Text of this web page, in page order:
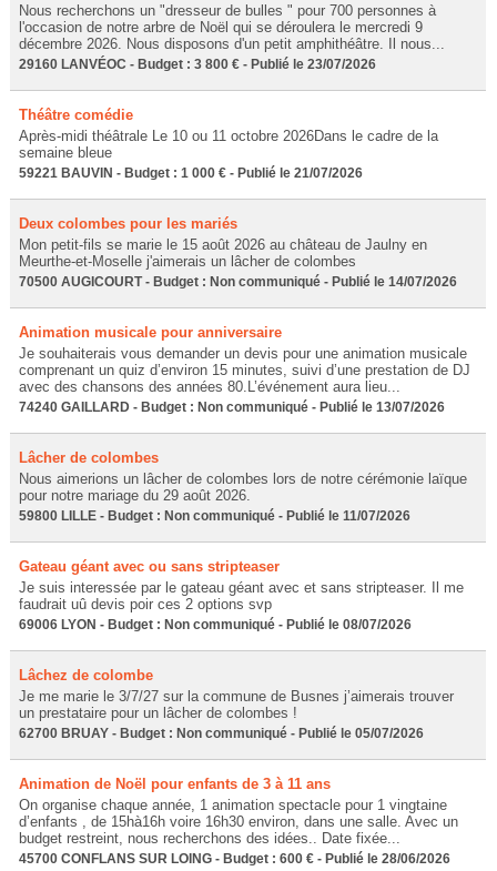
Nous recherchons un "dresseur de bulles " pour 700 personnes à
l'occasion de notre arbre de Noël qui se déroulera le mercredi 9
décembre 2026. Nous disposons d'un petit amphithéâtre. Il nous...
29160 LANVÉOC - Budget : 3 800 € - Publié le 23/07/2026
Théâtre comédie
Après-midi théâtrale Le 10 ou 11 octobre 2026Dans le cadre de la
semaine bleue
59221 BAUVIN - Budget : 1 000 € - Publié le 21/07/2026
Deux colombes pour les mariés
Mon petit-fils se marie le 15 août 2026 au château de Jaulny en
Meurthe-et-Moselle j'aimerais un lâcher de colombes
70500 AUGICOURT - Budget : Non communiqué - Publié le 14/07/2026
Animation musicale pour anniversaire
Je souhaiterais vous demander un devis pour une animation musicale
comprenant un quiz d’environ 15 minutes, suivi d’une prestation de DJ
avec des chansons des années 80.L’événement aura lieu...
74240 GAILLARD - Budget : Non communiqué - Publié le 13/07/2026
Lâcher de colombes
Nous aimerions un lâcher de colombes lors de notre cérémonie laïque
pour notre mariage du 29 août 2026.
59800 LILLE - Budget : Non communiqué - Publié le 11/07/2026
Gateau géant avec ou sans stripteaser
Je suis interessée par le gateau géant avec et sans stripteaser. Il me
faudrait uû devis poir ces 2 options svp
69006 LYON - Budget : Non communiqué - Publié le 08/07/2026
Lâchez de colombe
Je me marie le 3/7/27 sur la commune de Busnes j’aimerais trouver
un prestataire pour un lâcher de colombes !
62700 BRUAY - Budget : Non communiqué - Publié le 05/07/2026
Animation de Noël pour enfants de 3 à 11 ans
On organise chaque année, 1 animation spectacle pour 1 vingtaine
d’enfants , de 15hà16h voire 16h30 environ, dans une salle. Avec un
budget restreint, nous recherchons des idées.. Date fixée...
45700 CONFLANS SUR LOING - Budget : 600 € - Publié le 28/06/2026